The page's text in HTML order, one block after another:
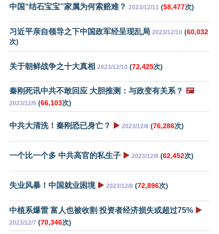
中国“结石宝宝”家属为何索赔难？ 2023/12/11 (58,477次)
习近平亲自领导之下中国政军经呈现乱局 2023/12/10 (60,032
次)
关于朝鲜战争之十大真相 2023/12/10 (72,425次)
秦刚死讯中共不敢回应 大胆推测：与政变有关系？ 🖼️
2023/12/9 (66,103次)
中共大清洗！秦刚恐已身亡？ ▶️ 2023/12/8 (76,286次)
一个比一个多 中共高官的私生子 ▶️ 2023/12/8 (62,452次)
失业风暴！中国就业困境 ▶️ 2023/12/8 (72,896次)
中植系爆雷 富人也被收割 投资者经济损失或超过75% ▶️
2023/12/7 (70,346次)